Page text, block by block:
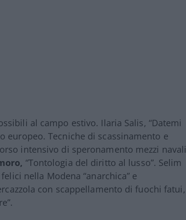
al campo estivo. Ilaria Salis, “Datemi
europeo. Tecniche di scassinamento e
intensivo di speronamento mezzi navali
“Tontologia del diritto al lusso”. Selim
nella Modena “anarchica” e
con scappellamento di fuochi fatui,